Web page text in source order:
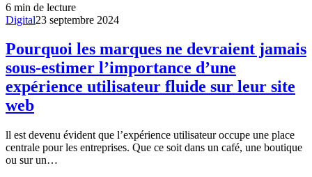
6 min de lecture
Digital23 septembre 2024
Pourquoi les marques ne devraient jamais
sous-estimer l’importance d’une
expérience utilisateur fluide sur leur site
web
ll est devenu évident que l’expérience utilisateur occupe une place
centrale pour les entreprises. Que ce soit dans un café, une boutique
ou sur un…